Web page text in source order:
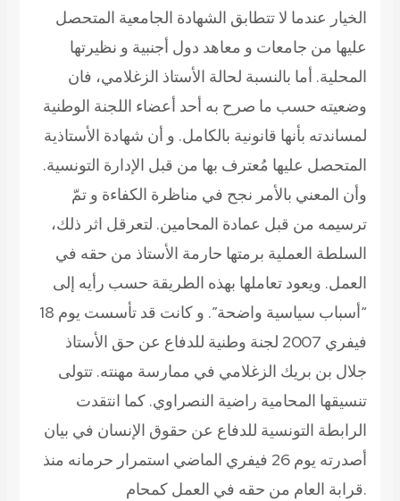
الخيار عندما لا تتطابق الشهادة الجامعية المتحصل
عليها من جامعات و معاهد دول أجنبية و نظيرتها
المحلية. أما بالنسبة لحالة الأستاذ الزغلامي، فان
وضعيته حسب ما صرح به أحد أعضاء اللجنة الوطنية
لمساندته بأنها قانونية بالكامل. و أن شهادة الأستاذية
المتحصل عليها مُعترف بها من قبل الإدارة التونسية.
وأن المعني بالأمر نجح في مناظرة الكفاءة و تمّ
ترسيمه من قبل عمادة المحامين. لتعرقل اثر ذلك،
السلطة العملية برمتها حارمة الأستاذ من حقه في
العمل. ويعود تعاملها بهذه الطريقة حسب رأيه إلى
“أسباب سياسية واضحة”. و كانت قد تأسست يوم 18
فيفري 2007 لجنة وطنية للدفاع عن حق الأستاذ
جلال بن بريك الزغلامي في ممارسة مهنته. تتولى
تنسيقها المحامية راضية النصراوي. كما انتقدت
الرابطة التونسية للدفاع عن حقوق الإنسان في بيان
أصدرته يوم 26 فيفري الماضي استمرار حرمانه منذ
قرابة العام من حقه في العمل كمحام.